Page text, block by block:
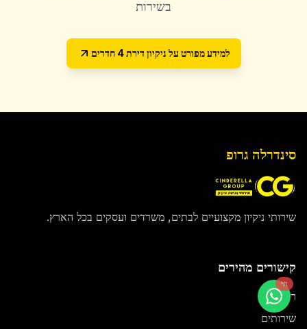
בשירות
למידע מפורט על ניקיון דירת 4 חדרים
סינדרלה גרופ
שירותי ניקיון מקצועיים לבתים, משרדים ועסקים בכל הארץ.
קישורים מהירים
ראשי
שירותים
חי